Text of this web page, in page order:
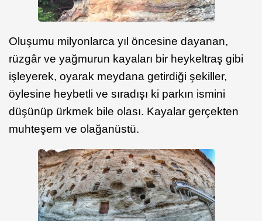
Oluşumu milyonlarca yıl öncesine dayanan,
rüzgâr ve yağmurun kayaları bir heykeltraş gibi
işleyerek, oyarak meydana getirdiği şekiller,
öylesine heybetli ve sıradışı ki parkın ismini
düşünüp ürkmek bile olası. Kayalar gerçekten
muhteşem ve olağanüstü.